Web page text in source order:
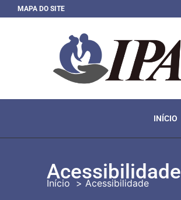
MAPA DO SITE
INÍCIO
Acessibilidade
Início Acessibilidade